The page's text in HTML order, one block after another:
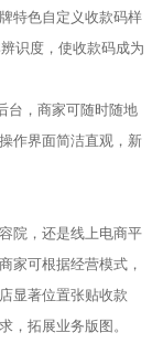
特色自定义收款码样
识度，使收款码成为
台，商家可随时随地
作界面简洁直观，新
院，还是线上电商平
家可根据经营模式，
显著位置张贴收款
，拓展业务版图。​